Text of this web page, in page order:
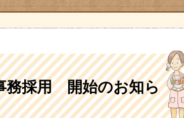
務採用 開始のお知ら